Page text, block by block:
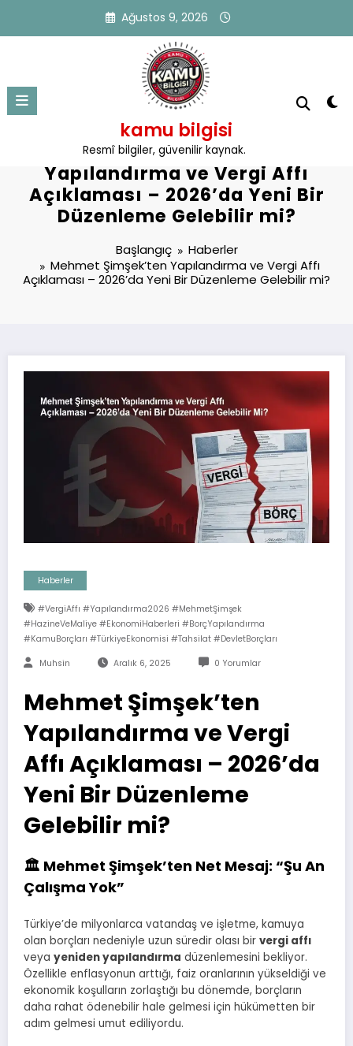
Ağustos 9, 2026
kamu bilgisi
Resmî bilgiler, güvenilir kaynak.
Mehmet Şimşek’ten
Yapılandırma ve Vergi Affı
Açıklaması – 2026’da Yeni Bir
Düzenleme Gelebilir mi?
Başlangıç
Haberler
Mehmet Şimşek’ten Yapılandırma ve Vergi Affı
Açıklaması – 2026’da Yeni Bir Düzenleme Gelebilir mi?
Haberler
#VergiAffı #Yapılandırma2026 #MehmetŞimşek
#HazineVeMaliye #EkonomiHaberleri #BorçYapılandırma
#KamuBorçları #TürkiyeEkonomisi #Tahsilat #DevletBorçları
Muhsin Aralık 6, 2025 0 Yorumlar
Mehmet Şimşek’ten
Yapılandırma ve Vergi
Affı Açıklaması – 2026’da
Yeni Bir Düzenleme
Gelebilir mi?
🏛️ Mehmet Şimşek’ten Net Mesaj: “Şu An
Çalışma Yok”
Türkiye’de milyonlarca vatandaş ve işletme, kamuya
olan borçları nedeniyle uzun süredir olası bir vergi affı
veya yeniden yapılandırma düzenlemesini bekliyor.
Özellikle enflasyonun arttığı, faiz oranlarının yükseldiği ve
ekonomik koşulların zorlaştığı bu dönemde, borçların
daha rahat ödenebilir hale gelmesi için hükümetten bir
adım gelmesi umut ediliyordu.